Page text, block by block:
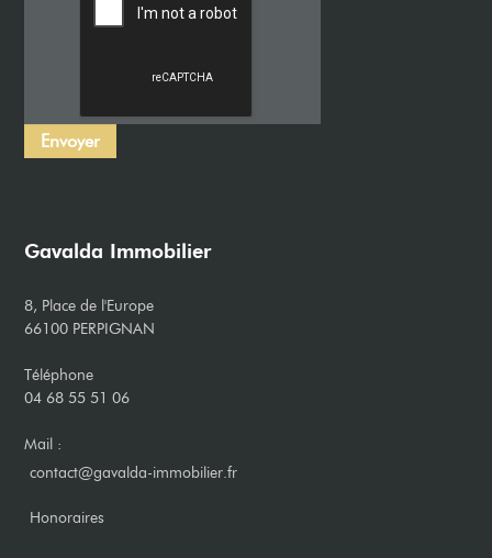
Gavalda Immobilier
8, Place de l'Europe
66100 PERPIGNAN
Téléphone
04 68 55 51 06
Mail :
contact@gavalda-immobilier.fr
​Honoraires